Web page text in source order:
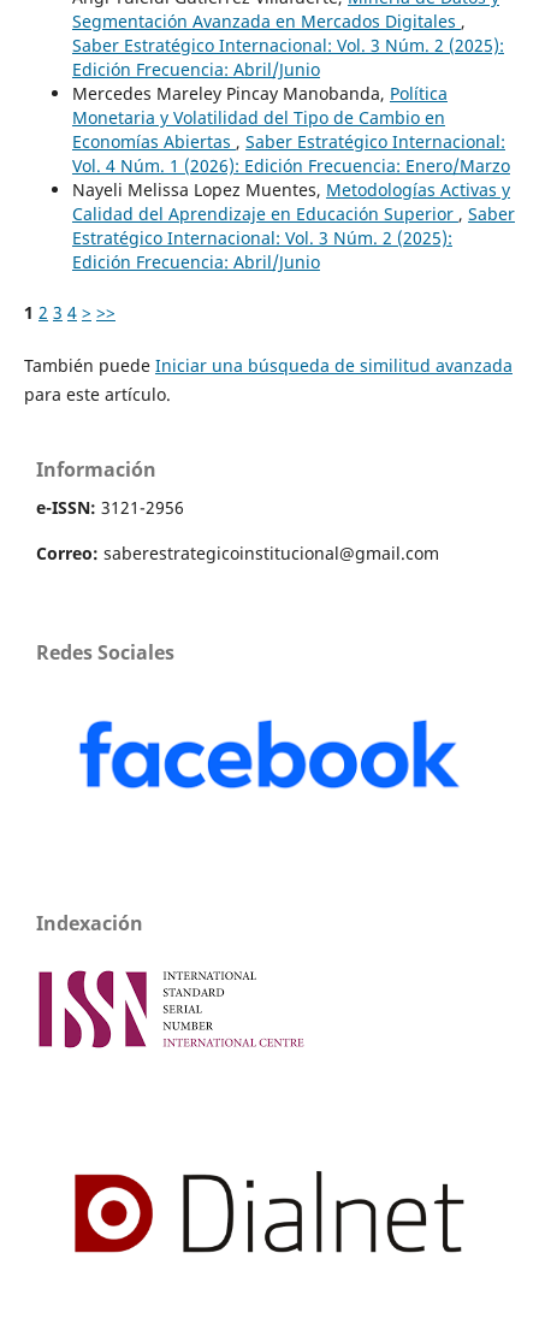
Segmentación Avanzada en Mercados Digitales ,
Saber Estratégico Internacional: Vol. 3 Núm. 2 (2025):
Edición Frecuencia: Abril/Junio
Mercedes Mareley Pincay Manobanda, Política
Monetaria y Volatilidad del Tipo de Cambio en
Economías Abiertas , Saber Estratégico Internacional:
Vol. 4 Núm. 1 (2026): Edición Frecuencia: Enero/Marzo
Nayeli Melissa Lopez Muentes, Metodologías Activas y
Calidad del Aprendizaje en Educación Superior , Saber
Estratégico Internacional: Vol. 3 Núm. 2 (2025):
Edición Frecuencia: Abril/Junio
1 2 3 4 > >>
También puede Iniciar una búsqueda de similitud avanzada
para este artículo.
Información
e-ISSN: 3121-2956
Correo: saberestrategicoinstitucional@gmail.com
Redes Sociales
Indexación